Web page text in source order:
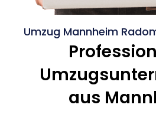
Umzug Mannheim
aus